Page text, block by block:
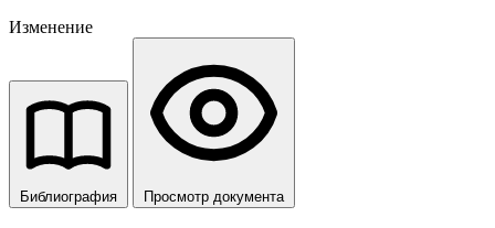
Изменение
Библиография Просмотр документа